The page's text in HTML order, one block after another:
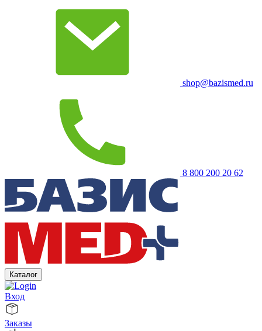
shop@bazismed.ru
8 800 200 20 62
Каталог
Вход
Заказы